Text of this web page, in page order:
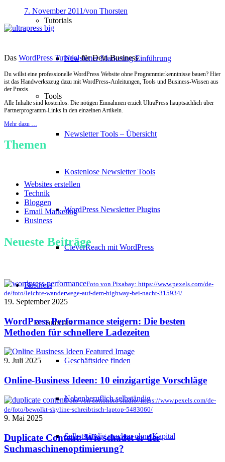
Tutorials
Newsletter Marketing Einführung
Tools
Newsletter Tools – Übersicht
Kostenlose Newsletter Tools
WordPress Newsletter Plugins
CleverReach mit WordPress
Business
Tutorials
Geschäftsidee finden
Nebenberuflich selbständig
Selbstständig machen ohne Kapital
7. November 2011/von Thorsten
Das WordPress Tutorialfür Dein Business
Du willst eine professionelle WordPress Website ohne Programmierkenntnisse bauen? Hier
ist das Handwerkszeug dazu mit WordPress-Anleitungen, Tools und Business-Wissen aus
der Praxis.
Alle Inhalte sind kostenlos. Die nötigen Einnahmen erzielt UltraPress hauptsächlich über
Partnerprogramm-Links in den einzelnen Artikeln.
Mehr dazu …
Themen
Websites erstellen
Technik
Bloggen
Email Marketing
Business
Neueste Beiträge
Foto von Pixabay: https://www.pexels.com/de-
de/foto/leichte-wanderwege-auf-dem-highway-bei-nacht-315934/
19. September 2025
WordPress Performance steigern: Die besten
Methoden für schnellere Ladezeiten
9. Juli 2025
Online-Business Ideen: 10 einzigartige Vorschläge
Foto von cottonbro studio: https://www.pexels.com/de-
de/foto/bewolkt-skyline-schreibtisch-laptop-5483060/
9. Mai 2025
Duplicate Content: Wie schadet er der
Suchmaschinenoptimierung?